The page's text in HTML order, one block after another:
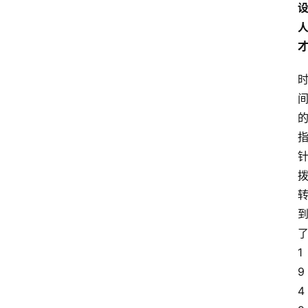
设
人
才
时
间
的
指
针
拨
转
到
了
1
9
4